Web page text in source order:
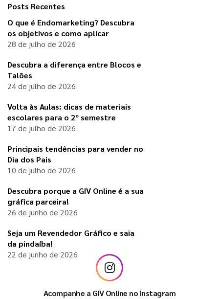
Posts Recentes
O que é Endomarketing? Descubra
os objetivos e como aplicar
28 de julho de 2026
Descubra a diferença entre Blocos e
Talões
24 de julho de 2026
Volta às Aulas: dicas de materiais
escolares para o 2º semestre
17 de julho de 2026
Principais tendências para vender no
Dia dos Pais
10 de julho de 2026
Descubra porque a GIV Online é a sua
gráfica parceira!
26 de junho de 2026
Seja um Revendedor Gráfico e saia
da pindaíba!
22 de junho de 2026
Acompanhe a GIV Online no Instagram